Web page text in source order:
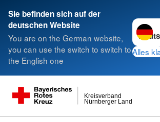
Sie befinden sich auf der
deutschen Website
You are on the German website,
you can use the switch to switch to
the English one
Alles
Nürnberger Land
Kreisverband